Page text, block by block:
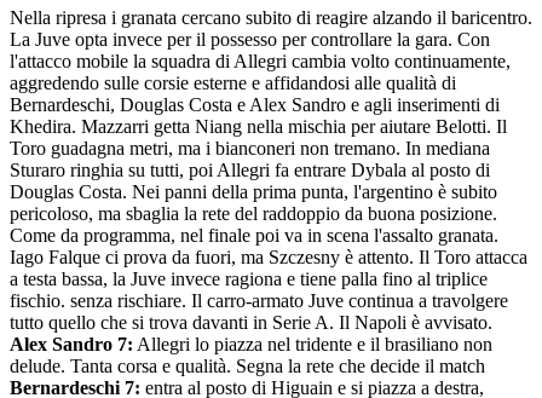
Nella ripresa i granata cercano subito di reagire alzando il baricentro.
La Juve opta invece per il possesso per controllare la gara. Con
l'attacco mobile la squadra di Allegri cambia volto continuamente,
aggredendo sulle corsie esterne e affidandosi alle qualità di
Bernardeschi, Douglas Costa e Alex Sandro e agli inserimenti di
Khedira. Mazzarri getta Niang nella mischia per aiutare Belotti. Il
Toro guadagna metri, ma i bianconeri non tremano. In mediana
Sturaro ringhia su tutti, poi Allegri fa entrare Dybala al posto di
Douglas Costa. Nei panni della prima punta, l'argentino è subito
pericoloso, ma sbaglia la rete del raddoppio da buona posizione.
Come da programma, nel finale poi va in scena l'assalto granata.
Iago Falque ci prova da fuori, ma Szczesny è attento. Il Toro attacca
a testa bassa, la Juve invece ragiona e tiene palla fino al triplice
fischio. senza rischiare. Il carro-armato Juve continua a travolgere
tutto quello che si trova davanti in Serie A. Il Napoli è avvisato.
Alex Sandro 7: Allegri lo piazza nel tridente e il brasiliano non
delude. Tanta corsa e qualità. Segna la rete che decide il match
Bernardeschi 7: entra al posto di Higuain e si piazza a destra,